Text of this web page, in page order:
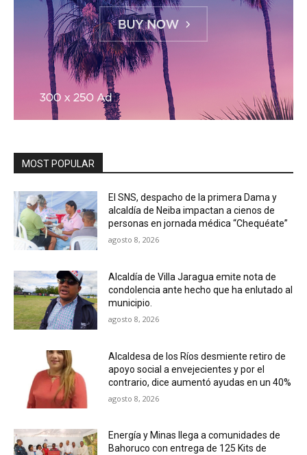
MOST POPULAR
El SNS, despacho de la primera Dama y
alcaldía de Neiba impactan a cienos de
personas en jornada médica “Chequéate”
agosto 8, 2026
Alcaldía de Villa Jaragua emite nota de
condolencia ante hecho que ha enlutado al
municipio.
agosto 8, 2026
Alcaldesa de los Ríos desmiente retiro de
apoyo social a envejecientes y por el
contrario, dice aumentó ayudas en un 40%
agosto 8, 2026
Energía y Minas llega a comunidades de
Bahoruco con entrega de 125 Kits de